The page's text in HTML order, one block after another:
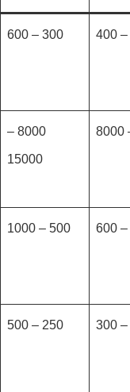
300 – 600
8000 –
15000
500 – 1000
250 – 500